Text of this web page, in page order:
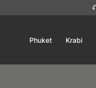
Phuket Krabi